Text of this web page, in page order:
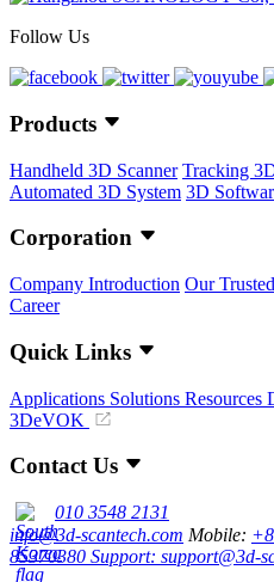
Follow Us
Products
Handheld 3D Scanner Tracking
Automated 3D System 3D
Corporation
Company Introduction Our
Career
Quick Links
Applications Solutions Resources
3DeVOK
Contact Us
010 3548 2131
info@3d-scantech.com Mobile:
85370380 Support: support@3d-